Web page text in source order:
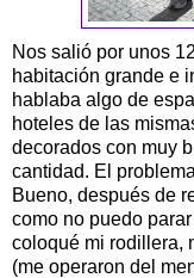
Nos salió por unos
habitación grande e
hablaba algo de
hoteles de las
decorados con muy
cantidad. El
Bueno, después de
como no puedo
coloqué mi rodillera,
(me operaron del